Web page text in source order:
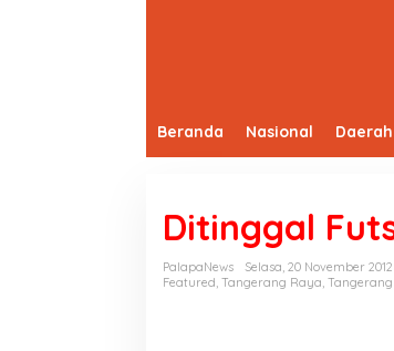
Beranda Nasional Daerah
Ditinggal
PalapaNews
Selasa, 20 November 2012
Featured, Tangerang Raya,